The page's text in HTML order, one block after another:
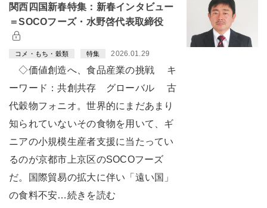
関西四国新春特集：新春インタビュー
＝SOCOフーズ・水野啓代表取締役
コメ・もち・穀類 特集 2026.01.29
◇価値創造へ、食品産業の挑戦 キ
ーワード：共創共存 グローバル 古
代穀物フォニオ。世界的にまだあまり
知られていないその食物を用いて、ギ
ニアの小規模生産者支援に当たってい
るのが京都市上京区のSOCOフーズ
だ。国際貿易の拡大に伴い「遠い国」
の食料不安…続きを読む